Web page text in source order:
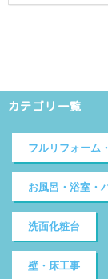
カテゴリ一覧
フルリフォーム
お風呂・浴室・
洗面化粧台
壁・床工事